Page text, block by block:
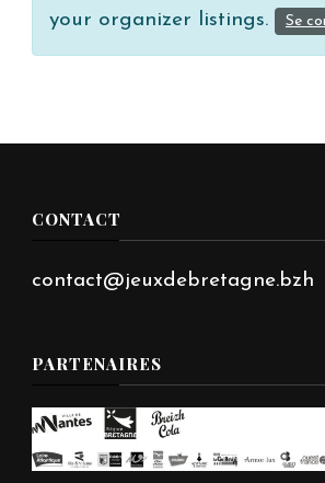
your organizer listings.
Se
CONTACT
contact@jeuxdebretagne.bzh
PARTENAIRES